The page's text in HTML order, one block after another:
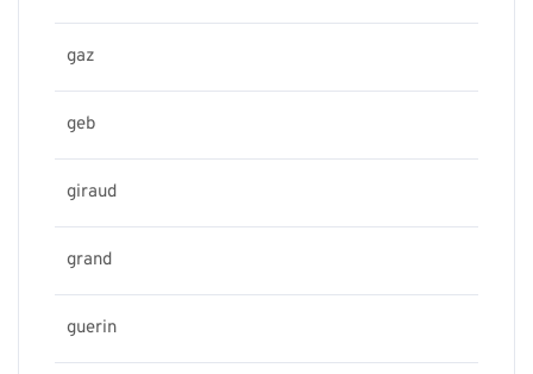
gaz
geb
giraud
grand
guerin